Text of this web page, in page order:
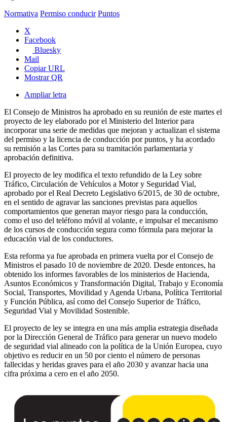
Normativa Permiso conducir Puntos
X
Facebook
Bluesky
Mail
Copiar URL
Mostrar QR
Ampliar letra
El Consejo de Ministros ha aprobado en su reunión de este martes el
proyecto de ley elaborado por el Ministerio del Interior para
incorporar una serie de medidas que mejoran y actualizan el sistema
del permiso y la licencia de conducción por puntos, y ha acordado
su remisión a las Cortes para su tramitación parlamentaria y
aprobación definitiva.
El proyecto de ley modifica el texto refundido de la Ley sobre
Tráfico, Circulación de Vehículos a Motor y Seguridad Vial,
aprobado por el Real Decreto Legislativo 6/2015, de 30 de octubre,
en el sentido de agravar las sanciones previstas para aquellos
comportamientos que generan mayor riesgo para la conducción,
como el uso del teléfono móvil al volante, e impulsar el mecanismo
de los cursos de conducción segura como fórmula para mejorar la
educación vial de los conductores.
Esta reforma ya fue aprobada en primera vuelta por el Consejo de
Ministros el pasado 10 de noviembre de 2020. Desde entonces, ha
obtenido los informes favorables de los ministerios de Hacienda,
Asuntos Económicos y Transformación Digital, Trabajo y Economía
Social, Transportes, Movilidad y Agenda Urbana, Política Territorial
y Función Pública, así como del Consejo Superior de Tráfico,
Seguridad Vial y Movilidad Sostenible.
El proyecto de ley se integra en una más amplia estrategia diseñada
por la Dirección General de Tráfico para generar un nuevo modelo
de seguridad vial alineado con la política de la Unión Europea, cuyo
objetivo es reducir en un 50 por ciento el número de personas
fallecidas y heridas graves para el año 2030 y avanzar hacia una
cifra próxima a cero en el año 2050.